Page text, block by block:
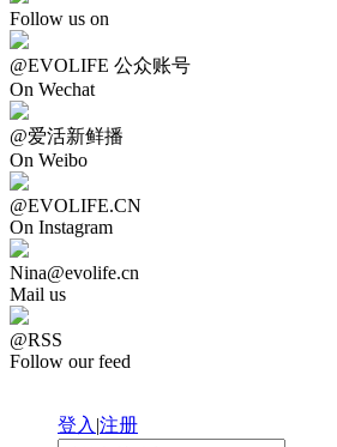
Follow us on
@EVOLIFE 公众账号
On Wechat
@爱活新鲜播
On Weibo
@EVOLIFE.CN
On Instagram
Nina@evolife.cn
Mail us
@RSS
Follow our feed
登入|注册